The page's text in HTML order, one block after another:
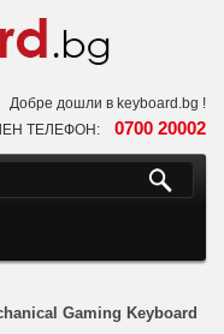
Добре дошли в keyboard.bg !
ТЕЛЕФОН: 0700 20002
Gaming Keyboard